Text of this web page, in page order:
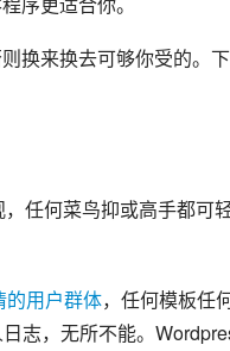
换来换去可够你受的。
任何菜鸟抑或高手都可
的用户群体，任何模板任
志，无所不能。